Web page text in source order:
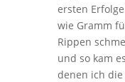
ersten
wie Gramm
Rippen
und so kam
denen ich